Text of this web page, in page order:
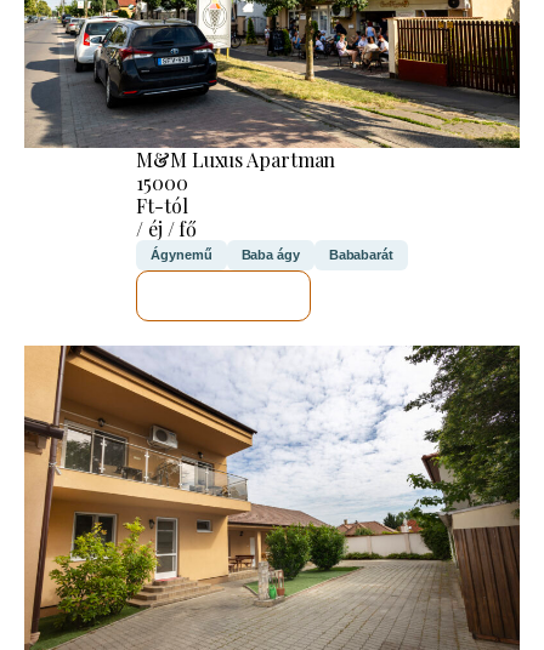
M&M Luxus Apartman
15000
Ft-tól
/ éj / fő
Ágynemű Baba ágy Bababarát